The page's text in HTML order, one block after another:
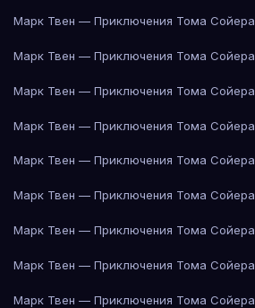
Марк Твен — Приключения Тома Сойера
Марк Твен — Приключения Тома Сойера
Марк Твен — Приключения Тома Сойера
Марк Твен — Приключения Тома Сойера
Марк Твен — Приключения Тома Сойера
Марк Твен — Приключения Тома Сойера
Марк Твен — Приключения Тома Сойера
Марк Твен — Приключения Тома Сойера
Марк Твен — Приключения Тома Сойера